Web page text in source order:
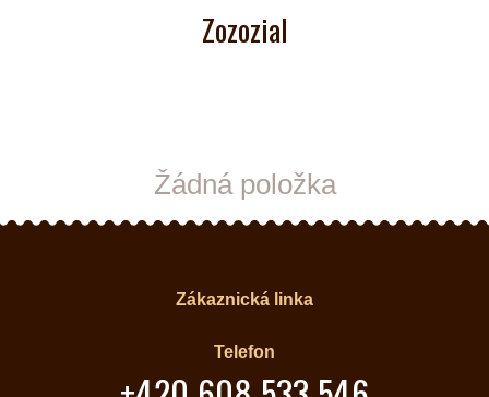
Zozozial
Žádná položka
Zákaznická linka
Telefon